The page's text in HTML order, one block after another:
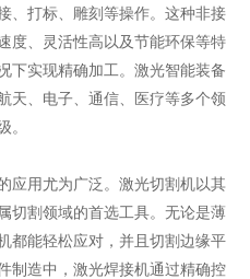
、打标、雕刻等操作。这种非接
度、灵活性高以及节能环保等特
下实现精确加工。激光智能装备
天、电子、通信、医疗等多个领
。
应用尤为广泛。激光切割机以其
切割领域的首选工具。无论是薄
都能轻松应对，并且切割边缘平
制造中，激光焊接机通过精确控